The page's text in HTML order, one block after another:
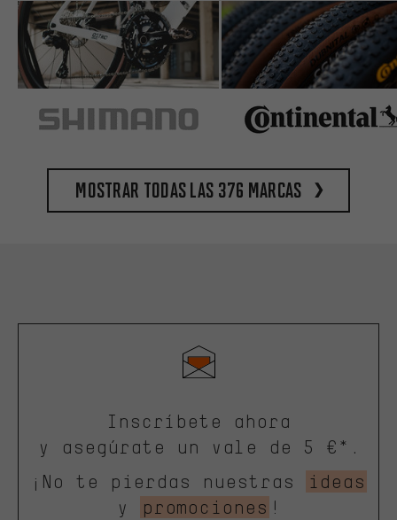
Mostrar todas las 376 marcas
Inscríbete ahora
y asegúrate un vale de 5 €*.
¡No te pierdas nuestras
ideas
y
promociones !